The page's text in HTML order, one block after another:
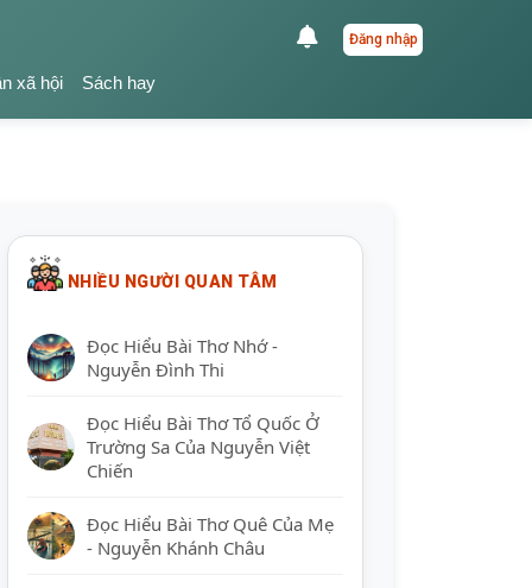
Đăng nhập
xã hội Sách hay
NHIỀU NGƯỜI QUAN TÂM
Đọc Hiểu Bài Thơ Nhớ -
Nguyễn Đình Thi
Đọc Hiểu Bài Thơ Tổ Quốc Ở
Trường Sa Của Nguyễn Việt
Chiến
Đọc Hiểu Bài Thơ Quê Của Mẹ
- Nguyễn Khánh Châu